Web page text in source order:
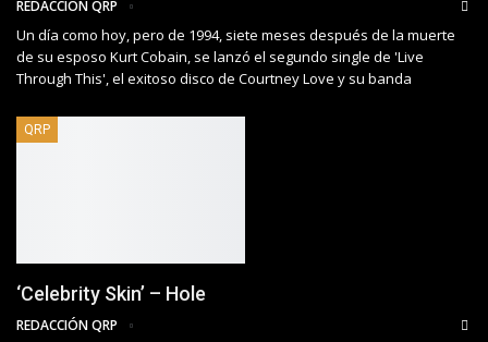
REDACCIÓN QRP
Un día como hoy, pero de 1994, siete meses después de la muerte
de su esposo Kurt Cobain, se lanzó el segundo single de 'Live
Through This', el exitoso disco de Courtney Love y su banda
QRP
‘Celebrity Skin’ – Hole
REDACCIÓN QRP